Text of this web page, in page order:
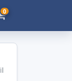
0